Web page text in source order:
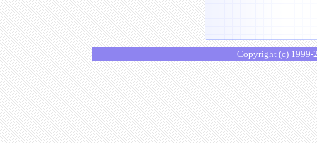
Copyright (c)